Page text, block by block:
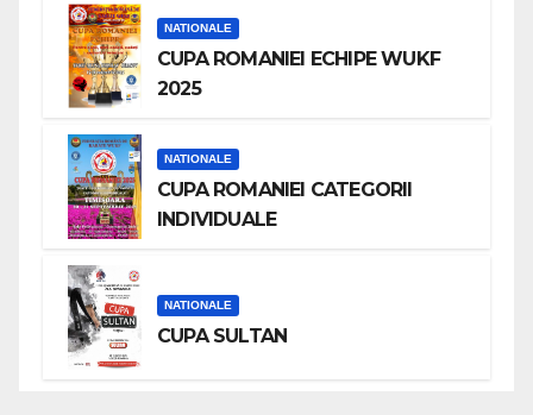
NATIONALE
CUPA ROMANIEI ECHIPE WUKF
2025
NATIONALE
CUPA ROMANIEI CATEGORII
INDIVIDUALE
NATIONALE
CUPA SULTAN